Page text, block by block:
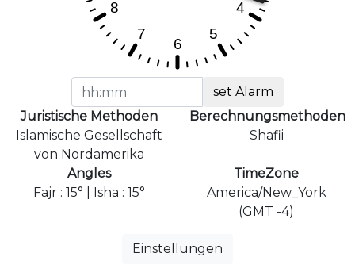
set Alarm
Juristische Methoden
Islamische Gesellschaft
von Nordamerika
Berechnungsmethoden
Shafii
Angles
Fajr : 15° | Isha : 15°
TimeZone
America/New_York
(GMT -4)
Einstellungen